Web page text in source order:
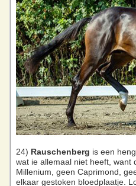
24) Rauschenberg is een
wat ie allemaal niet heeft,
Millenium, geen Caprimond,
elkaar gestoken bloedplaatje.